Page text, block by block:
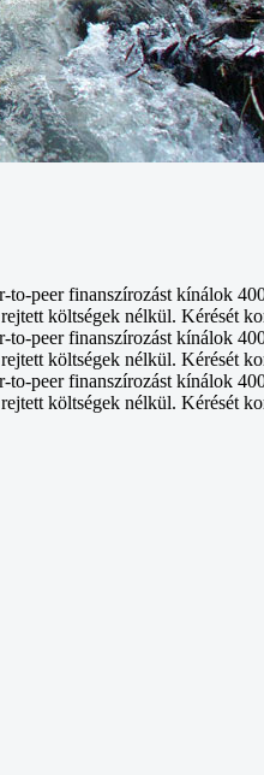
peer finanszírozást kínálok
költségek nélkül. Kérését
peer finanszírozást kínálok
költségek nélkül. Kérését
peer finanszírozást kínálok
költségek nélkül. Kérését